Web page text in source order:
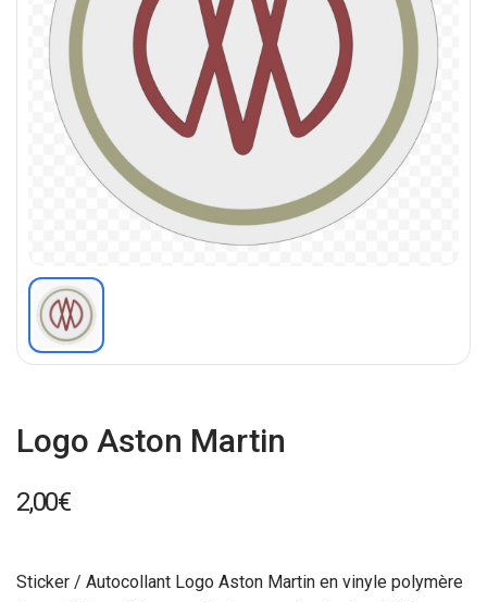
Logo Aston Martin
2,00€
Sticker / Autocollant Logo Aston Martin en vinyle polymère